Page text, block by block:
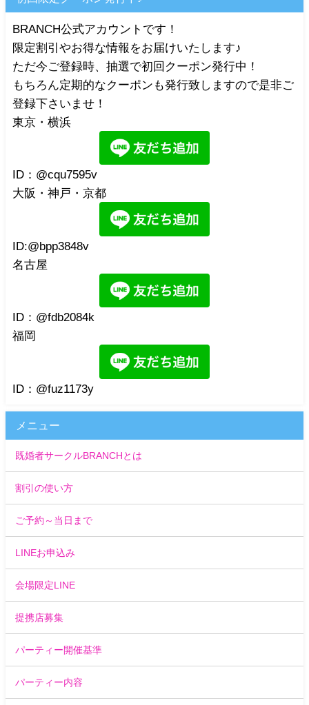
BRANCH公式アカウントです！
限定割引やお得な情報をお届けいたします♪
ただ今ご登録時、抽選で初回クーポン発行中！
もちろん定期的なクーポンも発行致しますので是非ご
登録下さいませ！
東京・横浜
ID：@cqu7595v
大阪・神戸・京都
ID:@bpp3848v
名古屋
ID：@fdb2084k
福岡
ID：@fuz1173y
メニュー
既婚者サークルBRANCHとは
割引の使い方
ご予約～当日まで
LINEお申込み
会場限定LINE
提携店募集
パーティー開催基準
パーティー内容